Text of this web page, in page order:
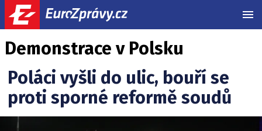
Demonstrace v Polsku
Poláci vyšli do ulic, bouří se
proti sporné reformě soudů